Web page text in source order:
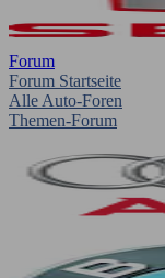
Forum
Forum Startseite
Alle Auto-Foren
Themen-Forum